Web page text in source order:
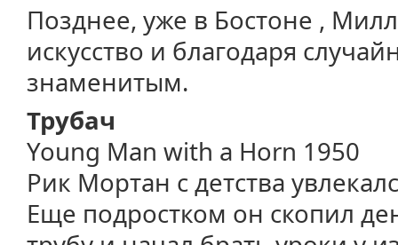
Позднее, уже в Бостоне ,
искусство и благодаря
знаменитым.
Трубач
Young Man with a Horn 1950
Рик Мортан с детства
Еще подростком он скопил